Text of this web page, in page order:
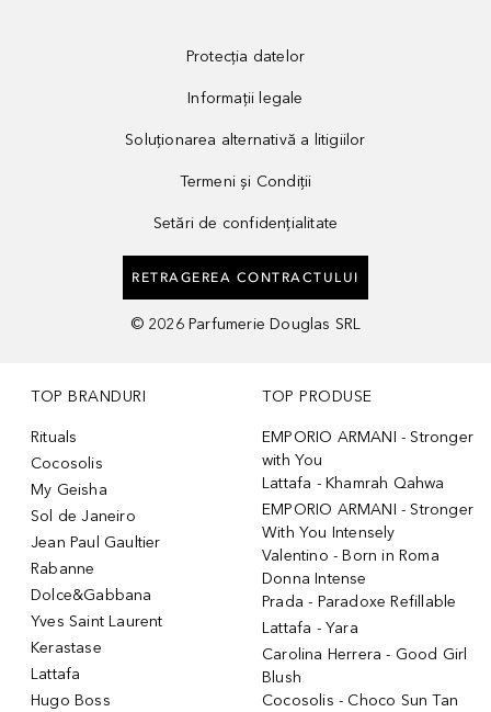
Protecția datelor
Informații legale
Soluționarea alternativă a litigiilor
Termeni și Condiții
Setări de confidențialitate
RETRAGEREA CONTRACTULUI
© 2026 Parfumerie Douglas SRL
TOP BRANDURI
Rituals
Cocosolis
My Geisha
Sol de Janeiro
Jean Paul Gaultier
Rabanne
Dolce&Gabbana
Yves Saint Laurent
Kerastase
Lattafa
Hugo Boss
TOP PRODUSE
EMPORIO ARMANI - Stronger
with You
Lattafa - Khamrah Qahwa
EMPORIO ARMANI - Stronger
With You Intensely
Valentino - Born in Roma
Donna Intense
Prada - Paradoxe Refillable
Lattafa - Yara
Carolina Herrera - Good Girl
Blush
Cocosolis - Choco Sun Tan